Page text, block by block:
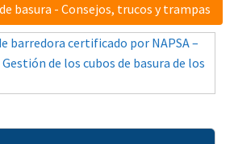
basura - Consejos, trucos y trampas
barredora certificado por NAPSA –
Gestión de los cubos de basura de los